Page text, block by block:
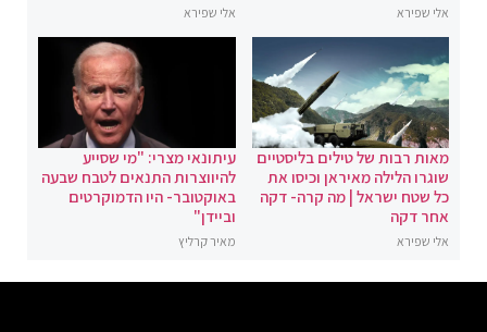
אלי שפירא אלי שפירא
מאות רבות של טילים בליסטיים
שוגרו הלילה מאיראן וכיסו את
כל שטח ישראל | מה קרה- דקה
אחר דקה
אלי שפירא
עיתונאי מצרי: "מי שסייע
להיווצרות התנאים לטבח שבעה
באוקטובר- היו הדמוקרטים
וביידן"
מאיר קרליץ